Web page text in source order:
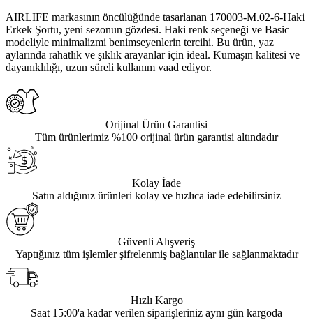
AIRLIFE markasının öncülüğünde tasarlanan 170003-M.02-6-Haki
Erkek Şortu, yeni sezonun gözdesi. Haki renk seçeneği ve Basic
modeliyle minimalizmi benimseyenlerin tercihi. Bu ürün, yaz
aylarında rahatlık ve şıklık arayanlar için ideal. Kumaşın kalitesi ve
dayanıklılığı, uzun süreli kullanım vaad ediyor.
Orijinal Ürün Garantisi
Tüm ürünlerimiz %100 orijinal ürün garantisi altındadır
Kolay İade
Satın aldığınız ürünleri kolay ve hızlıca iade edebilirsiniz
Güvenli Alışveriş
Yaptığınız tüm işlemler şifrelenmiş bağlantılar ile sağlanmaktadır
Hızlı Kargo
Saat 15:00'a kadar verilen siparişleriniz aynı gün kargoda